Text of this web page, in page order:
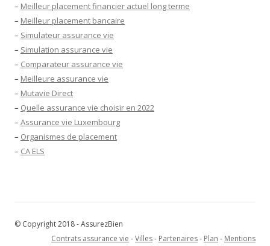
– Meilleur placement financier actuel long terme
– Meilleur placement bancaire
– Simulateur assurance vie
– Simulation assurance vie
– Comparateur assurance vie
– Meilleure assurance vie
– Mutavie Direct
– Quelle assurance vie choisir en 2022
– Assurance vie Luxembourg
– Organismes de placement
– CA ELS
© Copyright 2018 - AssurezBien
Contrats assurance vie -Villes- Partenaires- Plan - Mentions